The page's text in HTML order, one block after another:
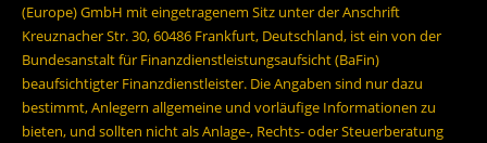
(Europe) GmbH mit eingetragenem Sitz unter der Anschrift
Kreuznacher Str. 30, 60486 Frankfurt, Deutschland, ist ein von der
Bundesanstalt für Finanzdienstleistungsaufsicht (BaFin)
beaufsichtigter Finanzdienstleister. Die Angaben sind nur dazu
bestimmt, Anlegern allgemeine und vorläufige Informationen zu
bieten, und sollten nicht als Anlage-, Rechts- oder Steuerberatung